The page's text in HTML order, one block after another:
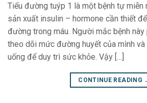
Tiểu đường tuýp 1 là một bệnh tự miễn
sản xuất insulin – hormone cần thiết
đường trong máu. Người mắc bệnh
theo dõi mức đường huyết của mình và
uống để duy trì sức khỏe. Vậy […]
CONTINUE READING